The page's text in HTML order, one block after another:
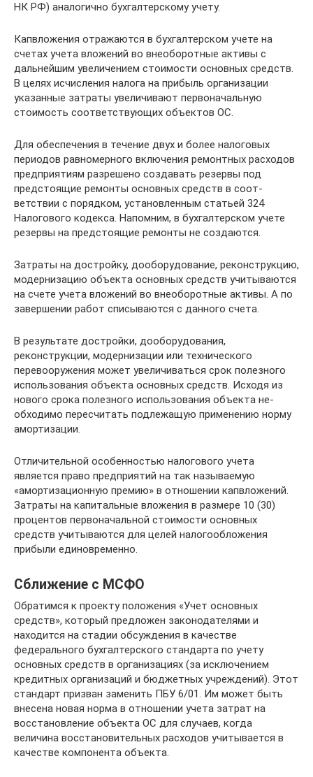
НК РФ) аналогично бухгалтерско­му учету.
Капвложения отражаются в бухгалтер­ском учете на
счетах учета вложений во внеоборотные активы с
дальнейшим увели­чением стоимости основных средств.
В це­лях исчисления налога на прибыль органи­зации
указанные затраты увеличивают первоначальную
стоимость соответствую­щих объектов ОС.
Для обеспечения в течение двух и более налоговых
периодов равномерного вклю­чения ремонтных расходов
предприятиям разрешено создавать резервы под
предсто­ящие ремонты основных средств в соот­
ветствии с порядком, установленным ста­тьей 324
Налогового кодекса. Напомним, в бухгалтерском учете
резервы на пред­стоящие ремонты не создаются.
Затраты на достройку, дооборудование, реконструкцию,
модернизацию объекта основных средств учитываются
на счете учета вложений во внеоборотные активы. А по
завершении работ списываются с дан­ного счета.
В результате достройки, дооборудования,
реконструкции, модернизации или техни­ческого
перевооружения может увеличи­ваться срок полезного
использования объ­екта основных средств. Исходя из
нового срока полезного использования объекта не­
обходимо пересчитать подлежащую приме­нению норму
амортизации.
Отличительной особенностью налого­вого учета
является право предприятий на так называемую
«амортизационную премию» в отношении капвложений.
За­траты на капитальные вложения в разме­ре 10 (30)
процентов первоначальной сто­имости основных
средств учитываются для целей налогообложения
прибыли еди­новременно.
Сближение с МСФО
Обратимся к проекту положения «Учет основных
средств», который предложен законодателями и
находится на стадии обсуждения в качестве
федерального бух­галтерского стандарта по учету
основных средств в организациях (за исключением
кредитных организаций и бюджетных учреждений). Этот
стандарт призван заме­нить ПБУ 6/01. Им может быть
внесена новая норма в отношении учета затрат на
восстановление объекта ОС для случаев, когда
величина восстановительных расхо­дов учитывается в
качестве компонента объекта.